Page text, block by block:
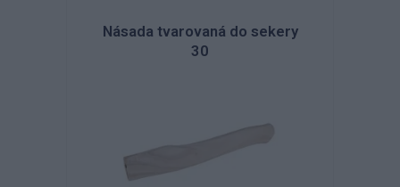
Násada tvarovaná do sekery
30